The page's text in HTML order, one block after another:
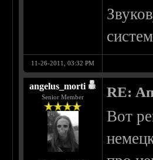
11-26-2011, 03:32 PM
angelus_morti
Senior Member RE:
Вот